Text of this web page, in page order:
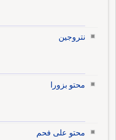
نتروجين
محتو بزورا
محتو على فحم